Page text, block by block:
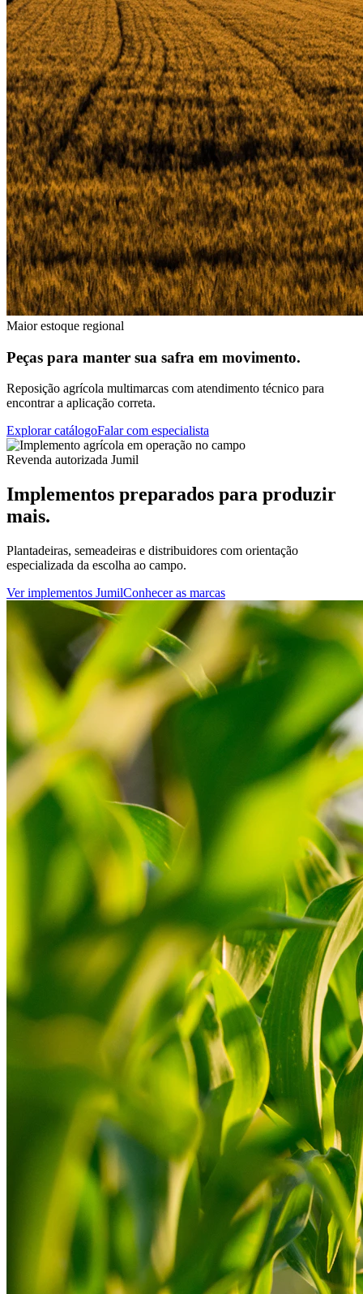
Maior estoque regional
Peças para manter sua safra em movimento.
Reposição agrícola multimarcas com atendimento técnico para
encontrar a aplicação correta.
Explorar catálogoFalar com especialista
Revenda autorizada Jumil
Implementos preparados para produzir
mais.
Plantadeiras, semeadeiras e distribuidores com orientação
especializada da escolha ao campo.
Ver implementos JumilConhecer as marcas